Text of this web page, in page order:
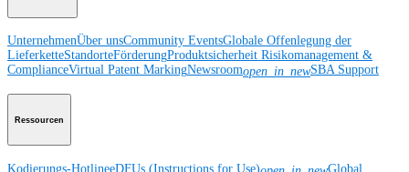
UnternehmenÜber unsCommunity EventsGlobale Offenlegung der
LieferketteStandorteFörderungProduktsicherheit Risikomanagement &
ComplianceVirtual Patent MarkingNewsroomopen_in_newSBA Support
Ressourcen
Kodierungs-HotlineeDFUs (Instructions for Use)
Global